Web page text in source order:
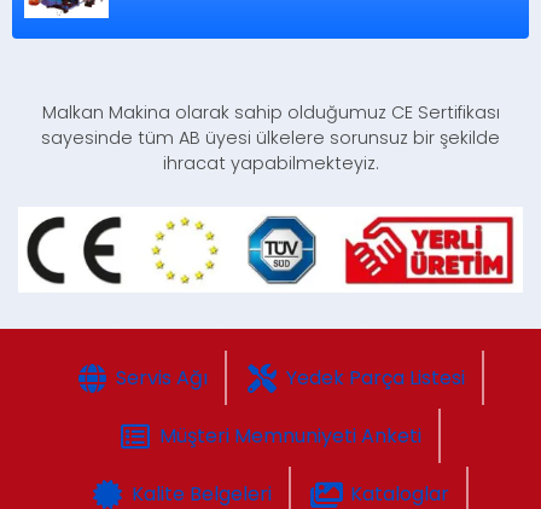
Malkan Makina olarak sahip olduğumuz CE Sertifikası
sayesinde tüm AB üyesi ülkelere sorunsuz bir şekilde
ihracat yapabilmekteyiz.
Servis Ağı Yedek Parça Listesi
Müşteri Memnuniyeti Anketi
Kalite Belgeleri Kataloglar